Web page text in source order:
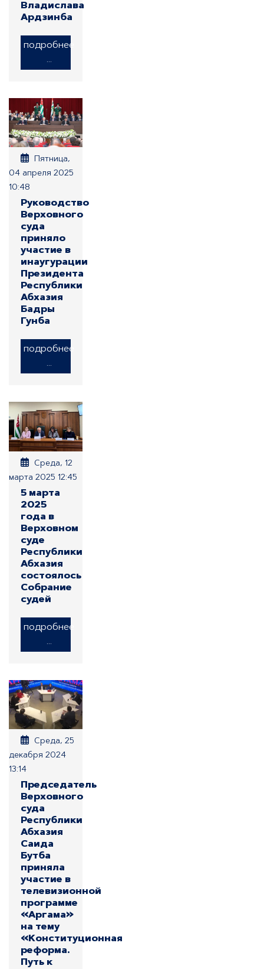
Владислава
Ардзинба
подробнее
...
Пятница,
04 апреля 2025
10:48
Руководство
Верховного
суда
приняло
участие в
инаугурации
Президента
Республики
Абхазия
Бадры
Гунба
подробнее
...
Среда, 12
марта 2025 12:45
5 марта
2025
года в
Верховном
суде
Республики
Абхазия
состоялось
Собрание
судей
подробнее
...
Среда, 25
декабря 2024
13:14
Председатель
Верховного
суда
Республики
Абхазия
Саида
Бутба
приняла
участие в
телевизионной
программе
«Аргама»
на тему
«Конституционная
реформа.
Путь к